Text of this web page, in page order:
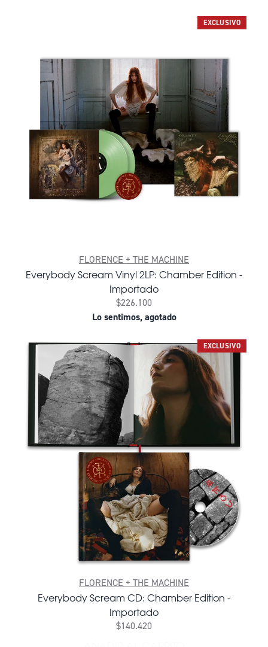
EXCLUSIVO
FLORENCE + THE MACHINE
Everybody Scream Vinyl 2LP: Chamber Edition -
Importado
$226.100
Lo sentimos, agotado
EXCLUSIVO
FLORENCE + THE MACHINE
Everybody Scream CD: Chamber Edition -
Importado
$140.420